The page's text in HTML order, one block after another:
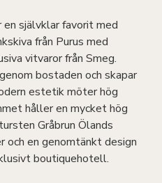
självklar favorit med
från Purus med
vitvaror från Smeg.
bostaden och skapar
estetik möter hög
håller en mycket hög
Gråbrun Ölands
och en genomtänkt design
boutiquehotell.